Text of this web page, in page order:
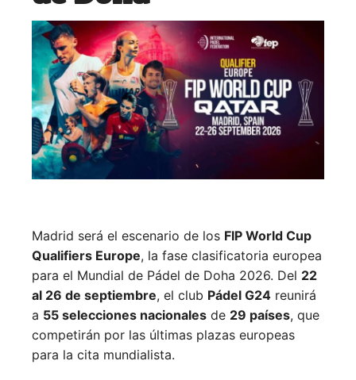
Madrid será el escenario de los FIP World Cup
Qualifiers Europe, la fase clasificatoria europea
para el Mundial de Pádel de Doha 2026. Del 22
al 26 de septiembre, el club Pádel G24 reunirá
a 55 selecciones nacionales de 29 países, que
competirán por las últimas plazas europeas
para la cita mundialista.